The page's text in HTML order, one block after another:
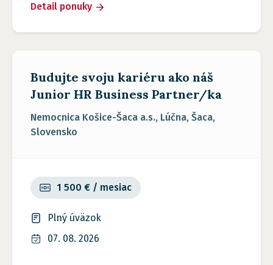
Detail ponuky
Budujte svoju kariéru ako náš
Junior HR Business Partner/ka
Nemocnica Košice-Šaca a.s., Lúčna, Šaca,
Slovensko
Plný úväzok
1 500 € / mesiac
07. 08. 2026